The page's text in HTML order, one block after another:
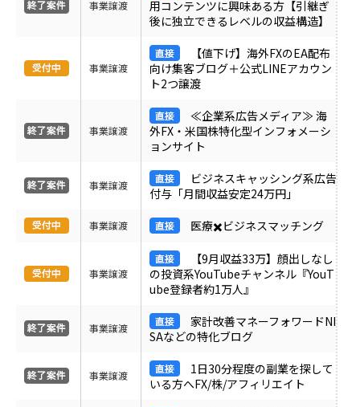
事業譲渡
用コンテンツに興味ある方【引継ぎ
後に独立できるレベルの収益構造】
事業譲渡
【値下げ】海外FXのEA配布
向け集客ブログ＋公式LINEアカウン
ト2つ譲渡
事業譲渡
≪企業系広告メディア≫ 海
外FX・米国株特化型インフォメーシ
ョンサイト
事業譲渡
ビジネスキャッシング系広告
付与「月間収益安定24万円」
事業譲渡 医療✖️ビジネスマッチング
事業譲渡
【9月収益33万】顔出しなし
の投資系YouTubeチャンネル『YouT
ube登録者約1万人』
事業譲渡
家計改善マネーフォワードNI
SAなどの特化ブログ
事業譲渡
1日30分程度の副業を探して
いる方へFX/株/アフィリエイト